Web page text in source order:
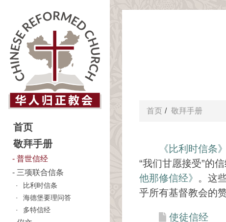
首页
敬拜手册
普世信经
三项联合信条
比利时信条
海德堡要理问答
多特信经
首页 敬拜手册
《比利时信条》
“我们甘愿接受”的
他那修信经》 。这
乎所有基督教会的
使徒信经